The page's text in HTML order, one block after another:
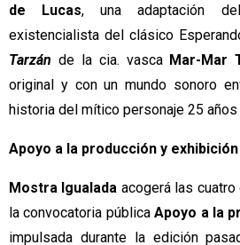
de Lucas, una adaptación
Tarzán de la cia. vasca Mar-Mar
original y con un mundo sonoro
historia del mítico personaje 25
Apoyo a la producción y exhibición
Mostra Igualada acogerá las
la convocatoria pública Apoyo a la